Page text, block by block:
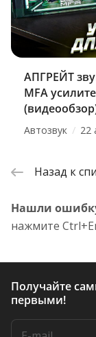
АПГРЕЙТ
MFA
Автозвук / 22
Назад к
Нашли
нажмите
Получайте
первыми!